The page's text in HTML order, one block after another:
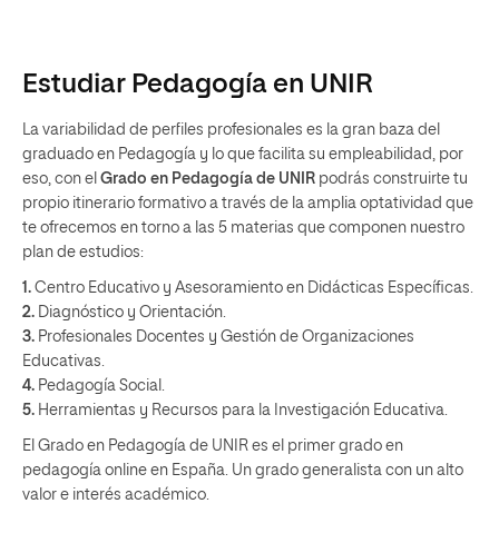
Estudiar Pedagogía en UNIR
La variabilidad de perfiles profesionales es la gran baza del
graduado en Pedagogía y lo que facilita su empleabilidad, por
eso, con el Grado en Pedagogía de UNIR podrás construirte tu
propio itinerario formativo a través de la amplia optatividad que
te ofrecemos en torno a las 5 materias que componen nuestro
plan de estudios:
1. Centro Educativo y Asesoramiento en Didácticas Específicas.
2. Diagnóstico y Orientación.
3. Profesionales Docentes y Gestión de Organizaciones
Educativas.
4. Pedagogía Social.
5. Herramientas y Recursos para la Investigación Educativa.
El Grado en Pedagogía de UNIR es el primer grado en
pedagogía online en España. Un grado generalista con un alto
valor e interés académico.